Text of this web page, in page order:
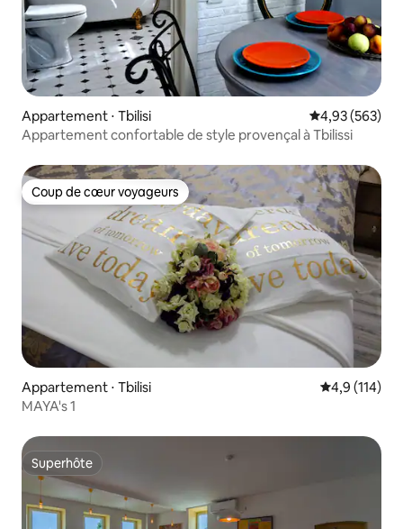
Appartement ⋅ Tbilisi Évaluation
4,93 (563)
Appartement confortable de style provençal à Tbilissi
Coup de cœur voyageurs
Coup de cœur voyageurs
Appartement ⋅ Tbilisi Évaluation
4,9 (114)
MAYA's 1
Superhôte
Superhôte